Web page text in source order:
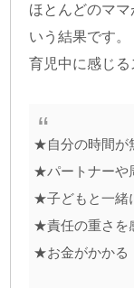
ほとんどのマ
いう結果です。
育児中に感じる
★自分の時間
★パートナーや
★子どもと一緒
★責任の重さを
★お金がかか